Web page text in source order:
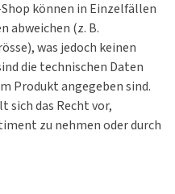
können in Einzelfällen
abweichen (z. B.
was jedoch keinen
die technischen Daten
Produkt angegeben sind.
sich das Recht vor,
zu nehmen oder durch